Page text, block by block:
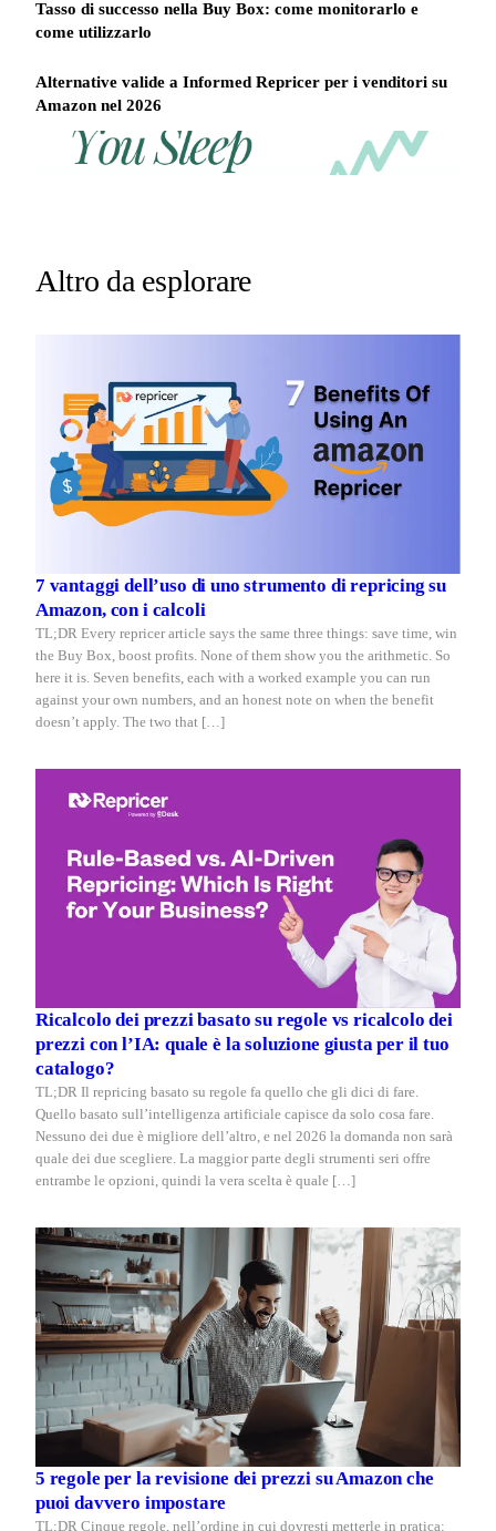
Tasso di successo nella Buy Box: come monitorarlo e
come utilizzarlo
Alternative valide a Informed Repricer per i venditori su
Amazon nel 2026
REPRICER
Win
while
you
Your
Repricer.com
Altro da esplorare
7 vantaggi dell’uso di uno strumento di repricing su
Amazon, con i calcoli
TL;DR Every repricer article says the same three things: save time, win
the Buy Box, boost profits. None of them show you the arithmetic. So
here it is. Seven benefits, each with a worked example you can run
against your own numbers, and an honest note on when the benefit
doesn’t apply. The two that […]
Ricalcolo dei prezzi basato su regole vs ricalcolo dei
prezzi con l’IA: quale è la soluzione giusta per il tuo
catalogo?
TL;DR Il repricing basato su regole fa quello che gli dici di fare.
Quello basato sull’intelligenza artificiale capisce da solo cosa fare.
Nessuno dei due è migliore dell’altro, e nel 2026 la domanda non sarà
quale dei due scegliere. La maggior parte degli strumenti seri offre
entrambe le opzioni, quindi la vera scelta è quale […]
5 regole per la revisione dei prezzi su Amazon che
puoi davvero impostare
TL;DR Cinque regole, nell’ordine in cui dovresti metterle in pratica: